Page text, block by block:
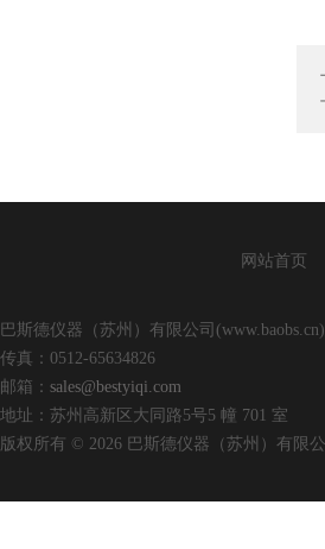
网站首页
巴斯德仪器（苏州）有限公司(www.baobs.cn)
传真：0512-65634826
邮箱： sales@bestyiqi.com
地址：苏州高新区大同路5号5 幢 701 室
版权所有 © 2026 巴斯德仪器（苏州）有限